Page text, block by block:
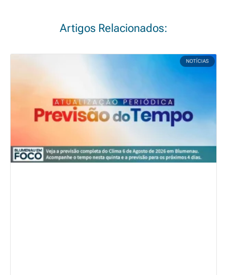
Artigos Relacionados:
NOTÍCIAS